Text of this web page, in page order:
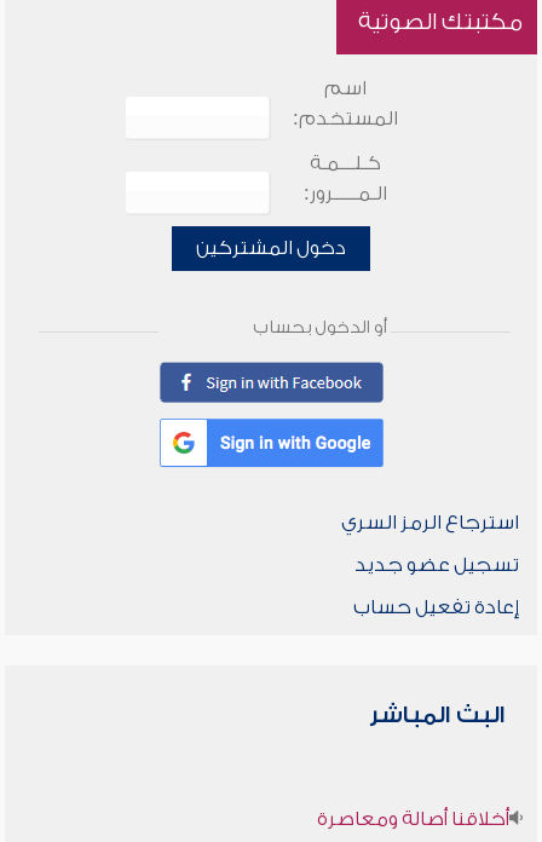
مكتبتك الصوتية
اسم
المستخدم:
كـلـــمـة
الـمـــــرور:
دخول المشتركين
أو الدخول بحساب
استرجاع الرمز السري
تسجيل عضو جديد
إعادة تفعيل حساب
البث المباشر
أخلاقنا أصالة ومعاصرة